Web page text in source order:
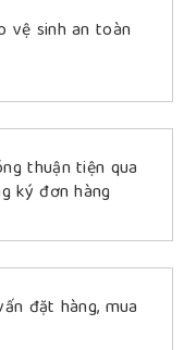
vệ sinh an toàn
thuận tiện qua
ký đơn hàng
đặt hàng, mua